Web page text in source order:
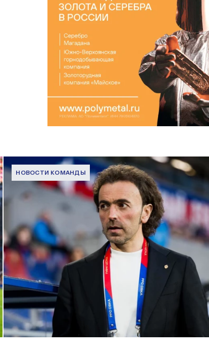
НОВОСТИ КОМАНДЫ
Комментарий генерального директора ПФК ЦСКА Романа
Бабаева
1 ИЮНЯ 2026 16:45